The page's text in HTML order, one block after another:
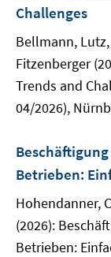
Challenges
Bellmann,
Fitzenberger
Trends and
04/2026),
Betrieben:
Hohendanner,
(2026):
Betrieben: